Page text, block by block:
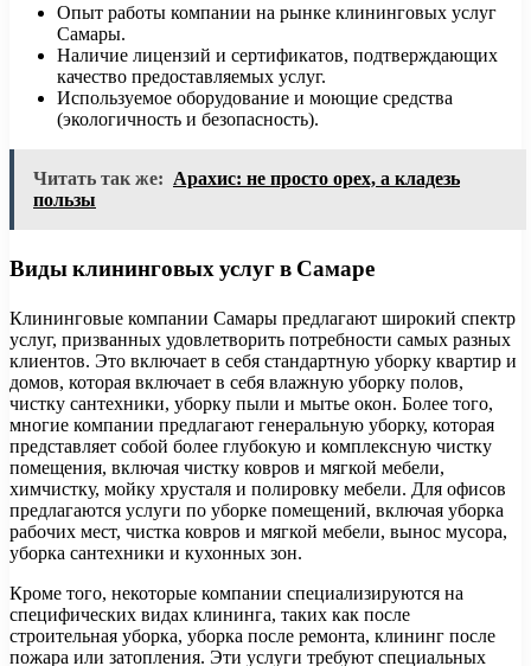
Опыт работы компании на рынке клининговых услуг
Самары.
Наличие лицензий и сертификатов, подтверждающих
качество предоставляемых услуг.
Используемое оборудование и моющие средства
(экологичность и безопасность).
Читать так же: Арахис: не просто орех, а кладезь
пользы
Виды клининговых услуг в Самаре
Клининговые компании Самары предлагают широкий спектр
услуг, призванных удовлетворить потребности самых разных
клиентов. Это включает в себя стандартную уборку квартир и
домов, которая включает в себя влажную уборку полов,
чистку сантехники, уборку пыли и мытье окон. Более того,
многие компании предлагают генеральную уборку, которая
представляет собой более глубокую и комплексную чистку
помещения, включая чистку ковров и мягкой мебели,
химчистку, мойку хрусталя и полировку мебели. Для офисов
предлагаются услуги по уборке помещений, включая уборка
рабочих мест, чистка ковров и мягкой мебели, вынос мусора,
уборка сантехники и кухонных зон.
Кроме того, некоторые компании специализируются на
специфических видах клининга, таких как после
строительная уборка, уборка после ремонта, клининг после
пожара или затопления. Эти услуги требуют специальных